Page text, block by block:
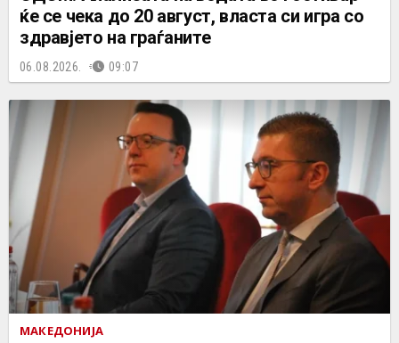
ќе се чека до 20 август, власта си игра со
здравјето на граѓаните
06.08.2026. 09:07
МАКЕДОНИЈА